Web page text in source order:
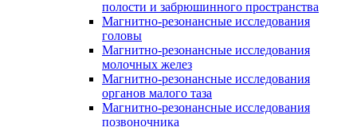
полости и забрюшинного пространства
Магнитно-резонансные исследования
головы
Магнитно-резонансные исследования
молочных желез
Магнитно-резонансные исследования
органов малого таза
Магнитно-резонансные исследования
позвоночника